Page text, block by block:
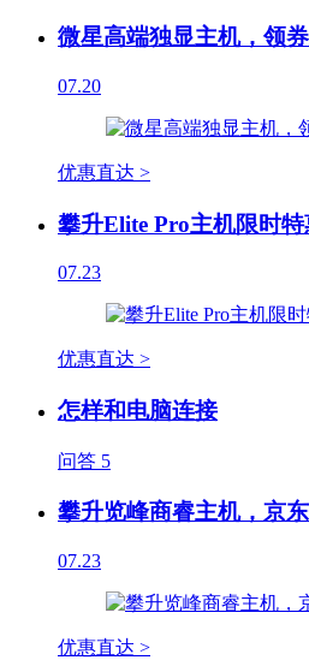
微星高端独显主机，领
07.20
优惠直达 >
攀升Elite Pro主机限时特
07.23
优惠直达 >
怎样和电脑连接
问答 5
攀升览峰商睿主机，京
07.23
优惠直达 >